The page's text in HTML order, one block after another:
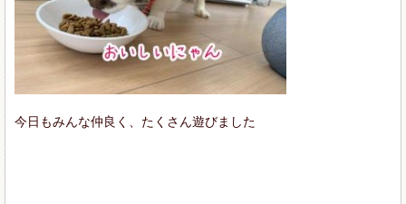
今日もみんな仲良く、たくさん遊びました